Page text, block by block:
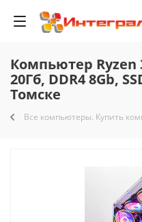
Компьютер Ryzen
20Гб, DDR4 8Gb,
Томске
Все компьютеры. Купить